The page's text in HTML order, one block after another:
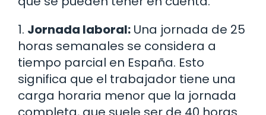
1. Jornada laboral: Una jornada de 25
horas semanales se considera a
tiempo parcial en España. Esto
significa que el trabajador tiene una
carga horaria menor que la jornada